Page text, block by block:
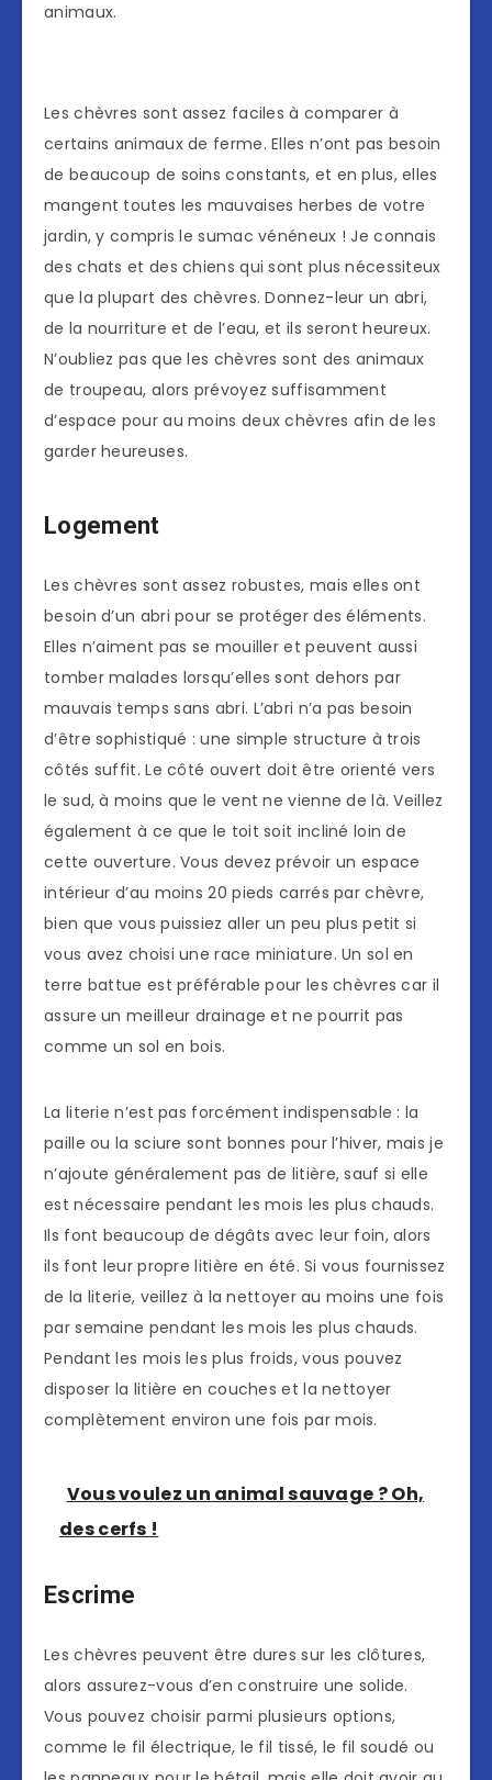
animaux.
Les chèvres sont assez faciles à comparer à
certains animaux de ferme. Elles n’ont pas besoin
de beaucoup de soins constants, et en plus, elles
mangent toutes les mauvaises herbes de votre
jardin, y compris le sumac vénéneux ! Je connais
des chats et des chiens qui sont plus nécessiteux
que la plupart des chèvres. Donnez-leur un abri,
de la nourriture et de l’eau, et ils seront heureux.
N’oubliez pas que les chèvres sont des animaux
de troupeau, alors prévoyez suffisamment
d’espace pour au moins deux chèvres afin de les
garder heureuses.
Logement
Les chèvres sont assez robustes, mais elles ont
besoin d’un abri pour se protéger des éléments.
Elles n’aiment pas se mouiller et peuvent aussi
tomber malades lorsqu’elles sont dehors par
mauvais temps sans abri. L’abri n’a pas besoin
d’être sophistiqué : une simple structure à trois
côtés suffit. Le côté ouvert doit être orienté vers
le sud, à moins que le vent ne vienne de là. Veillez
également à ce que le toit soit incliné loin de
cette ouverture. Vous devez prévoir un espace
intérieur d’au moins 20 pieds carrés par chèvre,
bien que vous puissiez aller un peu plus petit si
vous avez choisi une race miniature. Un sol en
terre battue est préférable pour les chèvres car il
assure un meilleur drainage et ne pourrit pas
comme un sol en bois.
La literie n’est pas forcément indispensable : la
paille ou la sciure sont bonnes pour l’hiver, mais je
n’ajoute généralement pas de litière, sauf si elle
est nécessaire pendant les mois les plus chauds.
Ils font beaucoup de dégâts avec leur foin, alors
ils font leur propre litière en été. Si vous fournissez
de la literie, veillez à la nettoyer au moins une fois
par semaine pendant les mois les plus chauds.
Pendant les mois les plus froids, vous pouvez
disposer la litière en couches et la nettoyer
complètement environ une fois par mois.
Vous voulez un animal sauvage ? Oh,
des cerfs !
Escrime
Les chèvres peuvent être dures sur les clôtures,
alors assurez-vous d’en construire une solide.
Vous pouvez choisir parmi plusieurs options,
comme le fil électrique, le fil tissé, le fil soudé ou